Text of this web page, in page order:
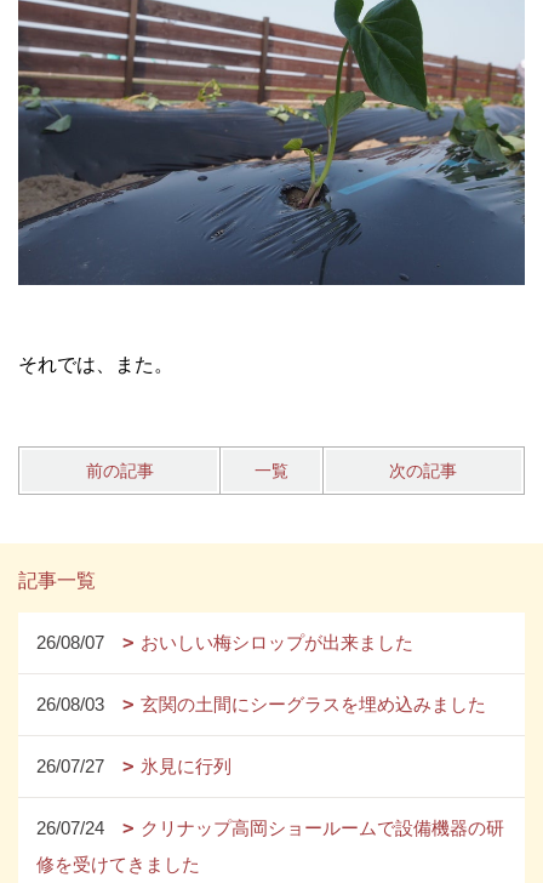
それでは、また。
前の記事 一覧 次の記事
記事一覧
26/08/07 おいしい梅シロップが出来ました
26/08/03 玄関の土間にシーグラスを埋め込みました
26/07/27 氷見に行列
26/07/24
クリナップ高岡ショールームで設備機器の研
修を受けてきました